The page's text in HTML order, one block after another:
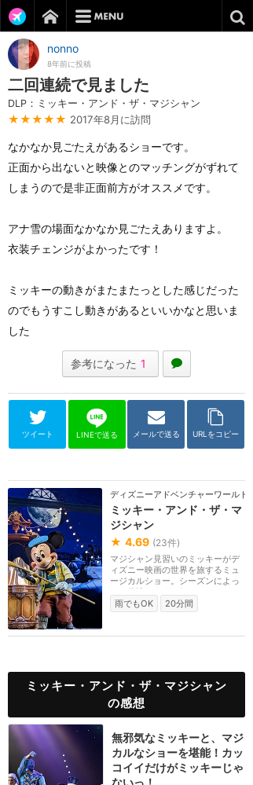
nonno
8年前に投稿
二回連続で見ました
DLP：ミッキー・アンド・ザ・マジシャン
★★★★★ 2017年8月に訪問
なかなか見ごたえがあるショーです。
正面から出ないと映像とのマッチングがずれて
しまうので是非正面前方がオススメです。
アナ雪の場面なかなか見ごたえありますよ。
衣装チェンジがよかったです！
ミッキーの動きがまたまたっとした感じだった
のでもうすこし動きがあるといいかなと思いま
した
参考になった 1
ツイート LINEで送る メールで送る URLをコピー
ディズニーアドベンチャーワールド
ミッキー・アンド・ザ・マ
ジシャン
★ 4.69 (23件)
マジシャン見習いのミッキーがデ
ィズニー映画の世界を旅するミュ
ージカルショー。シーズンによっ
ては休演します。2...
雨でもOK
20分間
ミッキー・アンド・ザ・マジシャン
の感想
無邪気なミッキーと、マジ
カルなショーを堪能！カッ
コイイだけがミッキーじゃ
ないっ！